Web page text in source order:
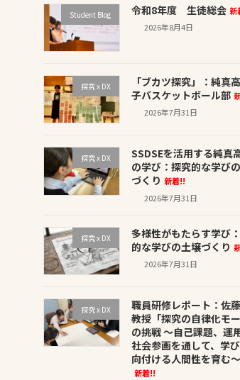
Student Blog 令和8年度 生徒総会 新
2026年8月4日
探究 x DX
「ブカツ探究」：純真
子バスケットボール部
2026年7月31日
探究 x DX
SSDSEを活用する純真
の学び：探究的な学び
づくり 新着!!
2026年7月31日
探究 x DX
多様性がもたらす学び
的な学びの土壌づくり
2026年7月31日
探究 x DX
職員研修レポート：佐
教授「探究の自律化モ
の挑戦 〜自己課題、運用
社会参画を通して、学
向付ける人間性を育む〜
新着!!